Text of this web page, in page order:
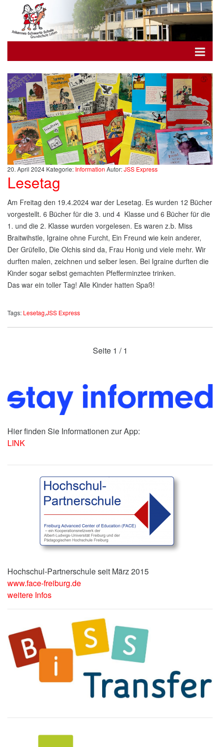
20. April 2024 Kategorie: Information Autor:JSS Express
Lesetag
Am Freitag den 19.4.2024 war der Lesetag. Es wurden 12 Bücher
vorgestellt. 6 Bücher für die 3. und 4 Klasse und 6 Bücher für die
1. und die 2. Klasse wurden vorgelesen. Es waren z.b. Miss
Braitwihstle, Igraine ohne Furcht, Ein Freund wie kein anderer,
Der Grüfello, Die Olchis sind da, Frau Honig und viele mehr. Wir
durften malen, zeichnen und selber lesen. Bei Igraine durften die
Kinder sogar selbst gemachten Pfefferminztee trinken.
Das war ein toller Tag! Alle Kinder hatten Spaß!
Tags: Lesetag,JSS Express
Seite1 / 1
Hier finden Sie Informationen zur App:
LINK
Hochschul-Partnerschule seit März 2015
www.face-freiburg.de
weitere Infos